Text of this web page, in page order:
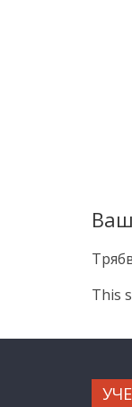
This